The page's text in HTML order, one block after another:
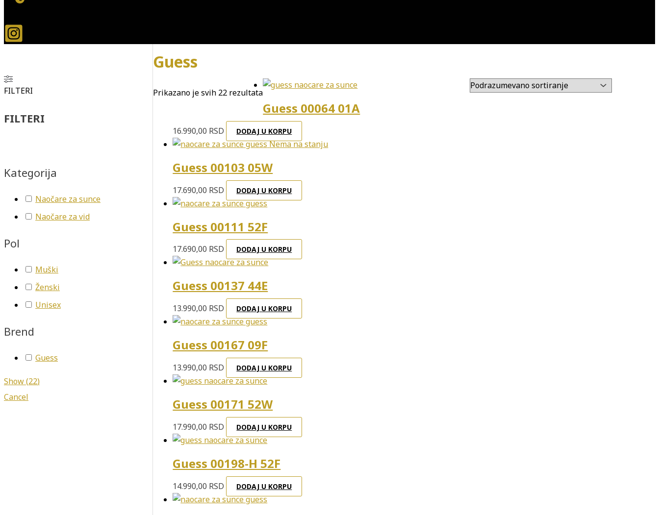
FILTERI
FILTERI
Kategorija
Naočare za sunce
Naočare za vid
Pol
Muški
Ženski
Unisex
Brend
Guess
Show(22)
Cancel
Guess
Prikazano je svih 22 rezultata
Guess 00064 01A
16.990,00 RSD DODAJ U KORPU
Nema na stanju
Guess 00103 05W
17.690,00 RSD DODAJ U KORPU
Guess 00111 52F
17.690,00 RSD DODAJ U KORPU
Guess 00137 44E
13.990,00 RSD DODAJ U KORPU
Guess 00167 09F
13.990,00 RSD DODAJ U KORPU
Guess 00171 52W
17.990,00 RSD DODAJ U KORPU
Guess 00198-H 52F
14.990,00 RSD DODAJ U KORPU